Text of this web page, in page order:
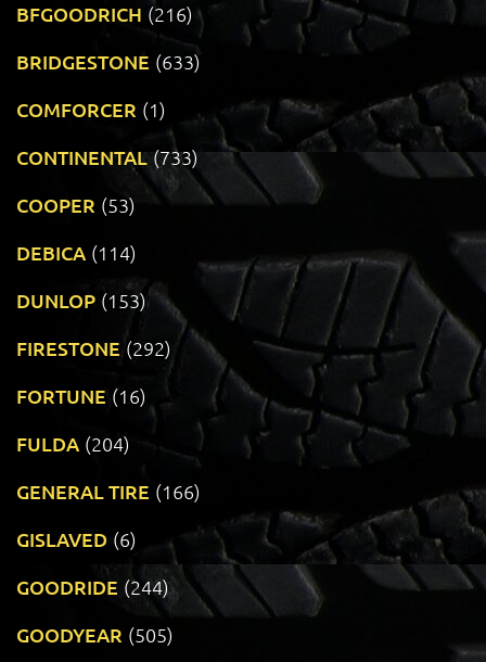
BFGOODRICH (216)
BRIDGESTONE (633)
COMFORCER (1)
CONTINENTAL (733)
COOPER (53)
DEBICA (114)
DUNLOP (153)
FIRESTONE (292)
FORTUNE (16)
FULDA (204)
GENERAL TIRE (166)
GISLAVED (6)
GOODRIDE (244)
GOODYEAR (505)